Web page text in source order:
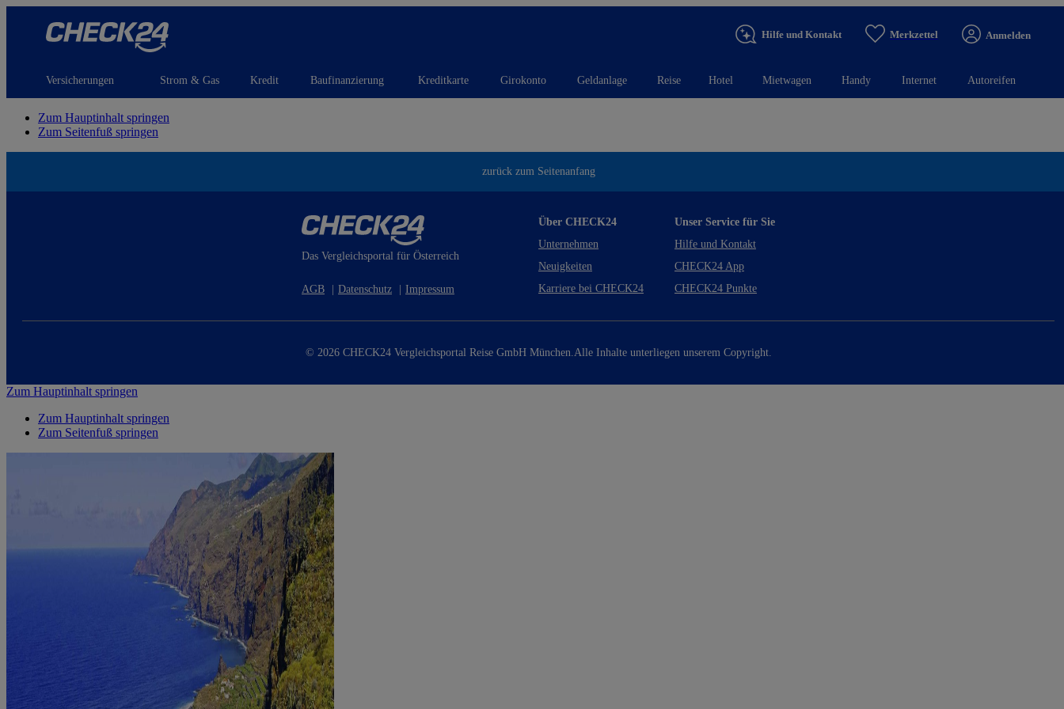
Hilfe und Kontakt Merkzettel Anmelden
Versicherungen Strom & Gas Kredit Baufinanzierung Kreditkarte Girokonto Geldanlage Reise Hotel Mietwagen Handy Internet Autoreifen
Zum Hauptinhalt springen
Zum Seitenfuß springen
zurück zum Seitenanfang
Das Vergleichsportal für Österreich
AGB Datenschutz Impressum
Über CHECK24
Unternehmen
Neuigkeiten
Karriere bei CHECK24
Unser Service für Sie
Hilfe und Kontakt
CHECK24 App
CHECK24 Punkte
© 2026 CHECK24 Vergleichsportal Reise GmbH München.Alle Inhalte unterliegen unserem Copyright.
Zum Hauptinhalt springen
Zum Hauptinhalt springen
Zum Seitenfuß springen